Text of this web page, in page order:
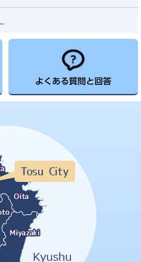
よくある質問と回答